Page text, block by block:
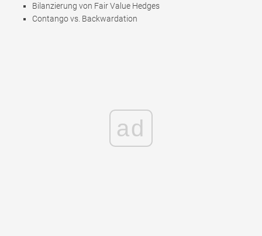
Bilanzierung von Fair Value Hedges
Contango vs. Backwardation
ad